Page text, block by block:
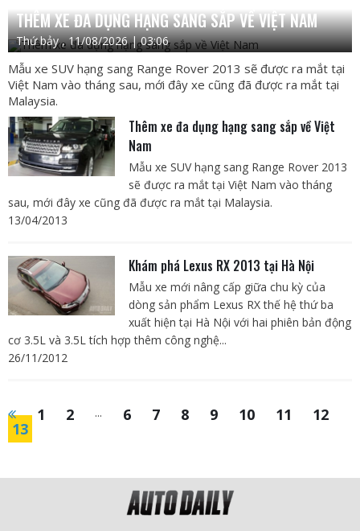
THÊM XE ĐA DỤNG HẠNG SANG SẮP VỀ VIỆT NAM
Thứ bảy , 11/08/2026 | 03:06
Mẫu xe SUV hạng sang Range Rover 2013 sẽ được ra mắt tại
Việt Nam vào tháng sau, mới đây xe cũng đã được ra mắt tại
Malaysia.
Thêm xe đa dụng hạng sang sắp về Việt
Nam
Mẫu xe SUV hạng sang Range Rover 2013
sẽ được ra mắt tại Việt Nam vào tháng
sau, mới đây xe cũng đã được ra mắt tại Malaysia.
13/04/2013
Khám phá Lexus RX 2013 tại Hà Nội
Mẫu xe mới nâng cấp giữa chu kỳ của
dòng sản phẩm Lexus RX thế hệ thứ ba
xuất hiện tại Hà Nội với hai phiên bản động
cơ 3.5L và 3.5L tích hợp thêm công nghệ...
26/11/2012
1 2 ... 6 7 8 9 10 11 12
13